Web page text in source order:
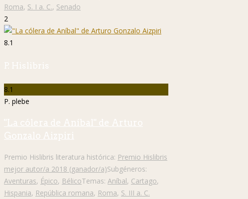
Roma, S. I a. C., Senado
2
8.1
P. Hislibris
8.1
P. plebe
"La cólera de Aníbal" de Arturo
Gonzalo Aizpiri
Premio Hislibris literatura histórica: Premio Hislibris
mejor autor/a 2018 (ganador/a)Subgéneros:
Aventuras, Épico, BélicoTemas: Aníbal, Cartago,
Hispania, República romana, Roma, S. III a. C.